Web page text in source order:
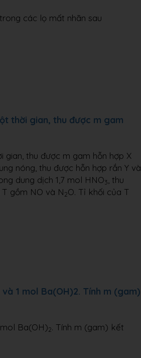
các lọ mất nhãn sau
thời gian, thu được m gam
gian, thu được m gam hỗn hợp X
nóng, thu được hỗn hợp rắn Y và
dung dịch 1,7 mol HNO3 , thu
T gồm NO và N2O. Tỉ khối của T
1 mol Ba(OH)2. Tính m (gam)
Ba(OH)2. Tính m (gam) kết